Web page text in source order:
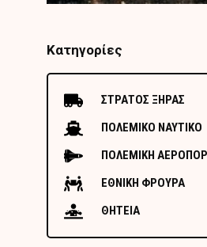
Κατηγορίες
ΣΤΡΑΤΟΣ ΞΗΡΑΣ
ΠΟΛΕΜΙΚΟ ΝΑΥΤΙΚΟ
ΠΟΛΕΜΙΚΗ
ΕΘΝΙΚΗ ΦΡΟΥΡΑ
ΘΗΤΕΙΑ